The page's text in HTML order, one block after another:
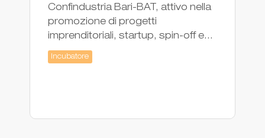
Confindustria Bari-BAT, attivo nella
promozione di progetti
imprenditoriali, startup, spin-off e...
Incubatore